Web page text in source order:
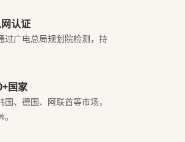
认证
过广电总局规划院检测，持
国家
、德国、阿联酋等市场，